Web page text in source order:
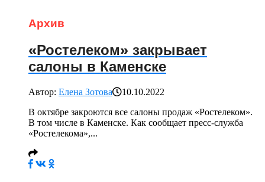
Архив
«Ростелеком» закрывает
салоны в Каменске
Автор: Елена Зотова
10.10.2022
В октябре закроются все салоны продаж «Ростелеком».
В том числе в Каменске. Как сообщает пресс-служба
«Ростелекома»,...